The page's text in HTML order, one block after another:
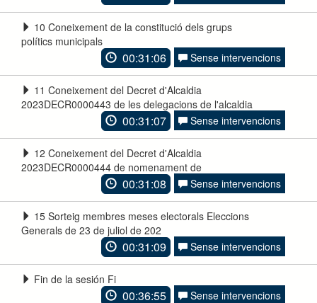
10 Coneixement de la constitució dels grups
polítics municipals
00:31:06 Sense intervencions
11 Coneixement del Decret d'Alcaldia
2023DECR0000443 de les delegacions de l'alcaldia
00:31:07 Sense intervencions
12 Coneixement del Decret d'Alcaldia
2023DECR0000444 de nomenament de
00:31:08 Sense intervencions
15 Sorteig membres meses electorals Eleccions
Generals de 23 de juliol de 202
00:31:09 Sense intervencions
Fin de la sesión Fi
00:36:55 Sense intervencions